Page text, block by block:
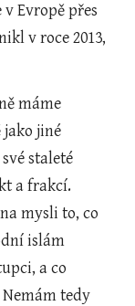
v Evropě přes
v roce 2013,
máme
jako jiné
staleté
a frakcí.
mysli to, co
islám
a co
tedy